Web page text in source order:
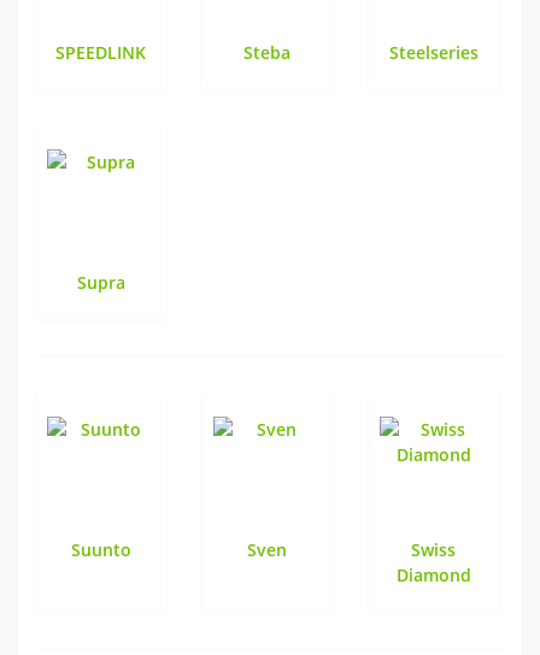
SPEEDLINK Steba Steelseries
Supra
Suunto Sven
Swiss
Diamond